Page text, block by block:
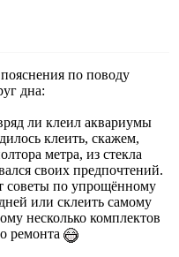
по поводу
дна:
ли клеил аквариумы
клеить, скажем,
метра, из стекла
своих предпочтений.
советы по упрощённому
или склеить самому
несколько комплектов
ремонта